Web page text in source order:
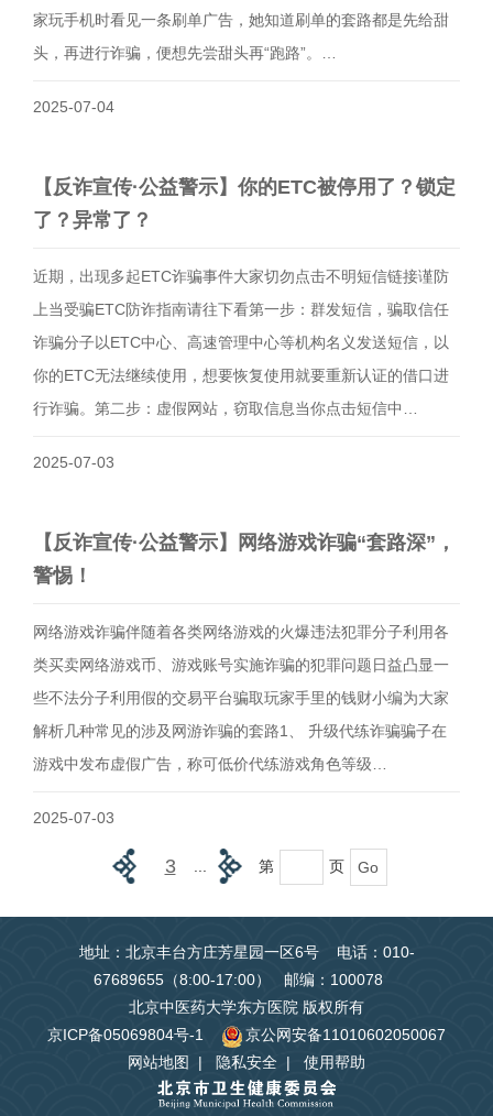
家玩手机时看见一条刷单广告，她知道刷单的套路都是先给甜
头，再进行诈骗，便想先尝甜头再“跑路”。…
2025-07-04
【反诈宣传·公益警示】你的ETC被停用了？锁定
了？异常了？
近期，出现多起ETC诈骗事件大家切勿点击不明短信链接谨防
上当受骗ETC防诈指南请往下看第一步：群发短信，骗取信任
诈骗分子以ETC中心、高速管理中心等机构名义发送短信，以
你的ETC无法继续使用，想要恢复使用就要重新认证的借口进
行诈骗。第二步：虚假网站，窃取信息当你点击短信中…
2025-07-03
【反诈宣传·公益警示】网络游戏诈骗“套路深”，
警惕！
网络游戏诈骗伴随着各类网络游戏的火爆违法犯罪分子利用各
类买卖网络游戏币、游戏账号实施诈骗的犯罪问题日益凸显一
些不法分子利用假的交易平台骗取玩家手里的钱财小编为大家
解析几种常见的涉及网游诈骗的套路1、 升级代练诈骗骗子在
游戏中发布虚假广告，称可低价代练游戏角色等级…
2025-07-03
3 第 页
地址：北京丰台方庄芳星园一区6号 电话：010-
67689655（8:00-17:00） 邮编：100078
北京中医药大学东方医院 版权所有
京ICP备05069804号-1
京公网安备11010602050067
网站地图
| 隐私安全 | 使用帮助